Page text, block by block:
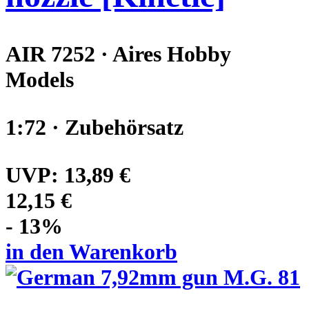
AIR 7252 · Aires Hobby
Models
1:72 · Zubehörsatz
UVP: 13,89 €
12,15 €
- 13%
in den Warenkorb